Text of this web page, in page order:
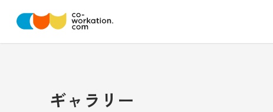
ギャラリー